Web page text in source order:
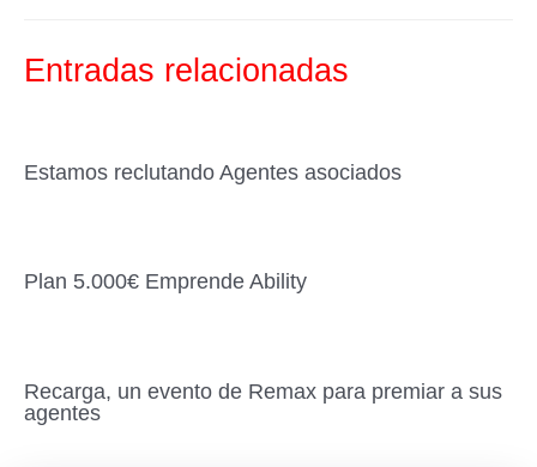
o
o
tir
Entradas relacionadas
Estamos reclutando Agentes asociados
Plan 5.000€ Emprende Ability
Recarga, un evento de Remax para premiar a sus
agentes